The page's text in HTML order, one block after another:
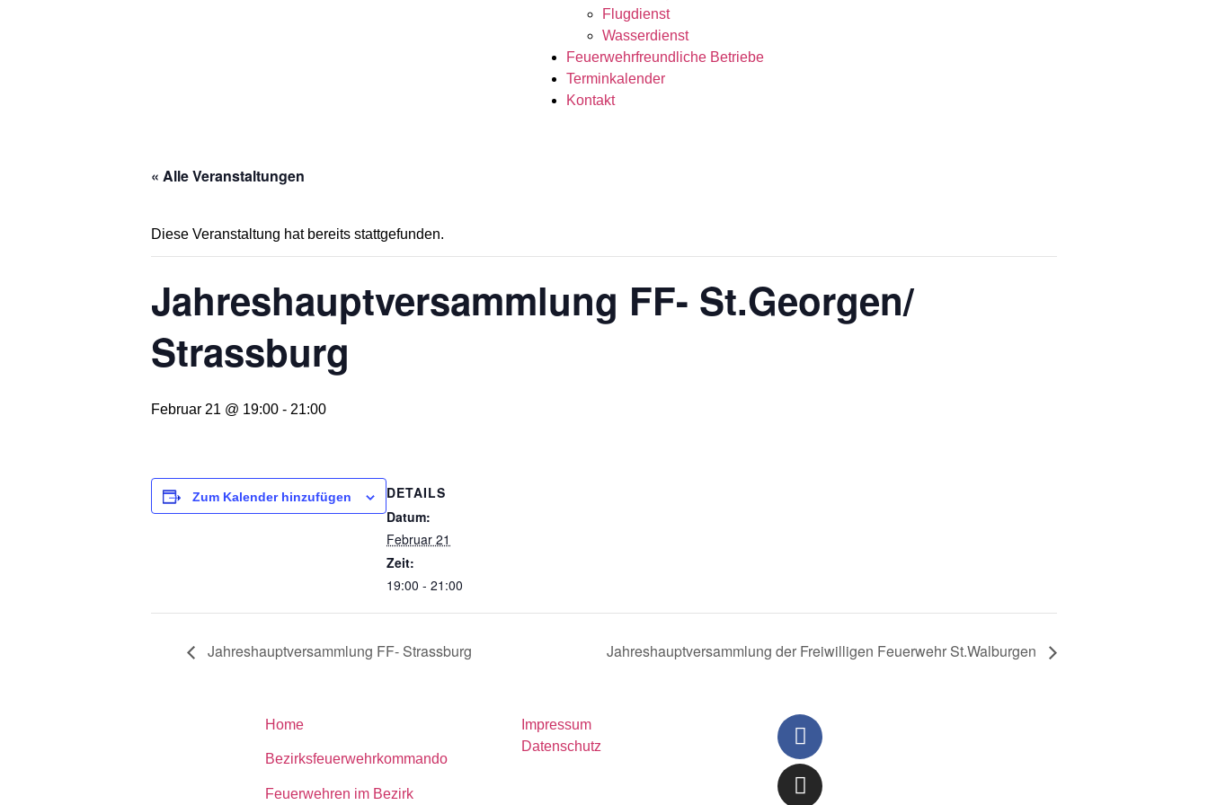
Flugdienst
Wasserdienst
Feuerwehrfreundliche Betriebe
Terminkalender
Kontakt
« Alle Veranstaltungen
Diese Veranstaltung hat bereits stattgefunden.
Jahreshauptversammlung FF- St.Georgen/
Strassburg
Februar 21 @ 19:00 - 21:00
Zum Kalender hinzufügen
DETAILS
Datum:
Februar 21
Zeit:
19:00 - 21:00
Jahreshauptversammlung FF- Strassburg Jahreshauptversammlung der Freiwilligen Feuerwehr St.Walburgen
Home
Bezirksfeuerwehrkommando
Feuerwehren im Bezirk
Impressum
Datenschutz